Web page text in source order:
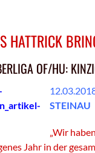
HATTRICK
OF/HU:
STEINAU
„Wir
Jahr in der